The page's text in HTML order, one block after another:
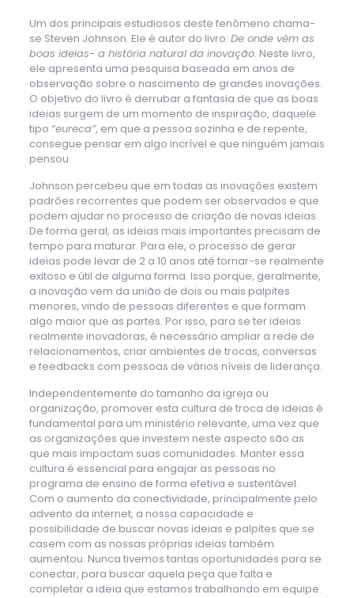
Um dos principais estudiosos deste fenômeno chama-
se Steven Johnson. Ele é autor do livro: De onde vêm as
boas ideias- a história natural da inovação. Neste livro,
ele apresenta uma pesquisa baseada em anos de
observação sobre o nascimento de grandes inovações.
O objetivo do livro é derrubar a fantasia de que as boas
ideias surgem de um momento de inspiração, daquele
tipo “eureca”, em que a pessoa sozinha e de repente,
consegue pensar em algo incrível e que ninguém jamais
pensou.
Johnson percebeu que em todas as inovações existem
padrões recorrentes que podem ser observados e que
podem ajudar no processo de criação de novas ideias.
De forma geral, as ideias mais importantes precisam de
tempo para maturar. Para ele, o processo de gerar
ideias pode levar de 2 a 10 anos até tornar-se realmente
exitoso e útil de alguma forma. Isso porque, geralmente,
a inovação vem da união de dois ou mais palpites
menores, vindo de pessoas diferentes e que formam
algo maior que as partes. Por isso, para se ter ideias
realmente inovadoras, é necessário ampliar a rede de
relacionamentos, criar ambientes de trocas, conversas
e feedbacks com pessoas de vários níveis de liderança.
Independentemente do tamanho da igreja ou
organização, promover esta cultura de troca de ideias é
fundamental para um ministério relevante, uma vez que
as organizações que investem neste aspecto são as
que mais impactam suas comunidades. Manter essa
cultura é essencial para engajar as pessoas no
programa de ensino de forma efetiva e sustentável.
Com o aumento da conectividade, principalmente pelo
advento da internet, a nossa capacidade e
possibilidade de buscar novas ideias e palpites que se
casem com as nossas próprias ideias também
aumentou. Nunca tivemos tantas oportunidades para se
conectar, para buscar aquela peça que falta e
completar a ideia que estamos trabalhando em equipe.